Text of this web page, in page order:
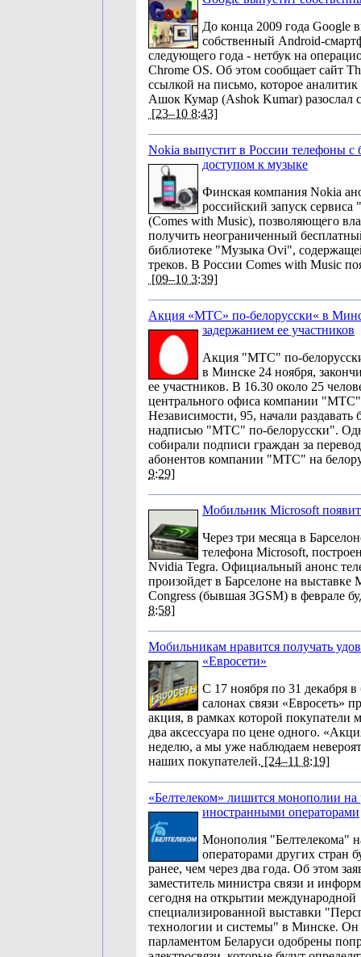
До конца 2009 года Google
собственный Android-
следующего года - нетбук на
Chrome OS. Об этом сообщает сайт
ссылкой на письмо, которое аналитик
Ашок Кумар (Ashok Kumar) разослал
[23–10 8:43]
Nokia выпустит в России телефоны с
доступом к музыке
Финская компания Nokia
российский запуск
(Comes with Music), позволяющего
получить неограниченный
библиотеке "Музыка Ovi",
треков. В России Comes with Music
[09–10 3:39]
Акция «МТС» по-белорусски« в
задержанием ее участников
Акция "МТС" по-
в Минске 24 ноября,
ее участников. В 16.30 около 25
центрального офиса компании "МТС"
Независимости, 95, начали
надписью "МТС" по-белорусски".
собирали подписи граждан за
абонентов компании "МТС" на
9:29]
Мобильник Microsoft
Через три месяца в
телефона Microsoft,
Nvidia Tegra. Официальный анонс
произойдет в Барселоне на выставке
Congress (бывшая 3GSM) в феврале
8:58]
Мобильникам нравится получать
«Евросети»
С 17 ноября по 31 декабря в
салонах связи «Евросеть»
акция, в рамках которой покупатели
два аксессуара по цене одного.
неделю, а мы уже наблюдаем
наших покупателей. [24–11 8:19]
«Белтелеком» лишится монополии на
иностранными операторами
Монополия "Белтелекома"
операторами других стран
ранее, чем через два года. Об этом
заместитель министра связи и
сегодня на открытии международной
специализированной выставки
технологии и системы" в Минске. Он
парламентом Беларуси одобрены